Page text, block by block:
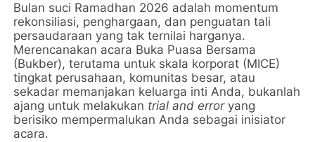
Bulan suci Ramadhan 2026 adalah momentum
rekonsiliasi, penghargaan, dan penguatan tali
persaudaraan yang tak ternilai harganya.
Merencanakan acara Buka Puasa Bersama
(Bukber), terutama untuk skala korporat (MICE)
tingkat perusahaan, komunitas besar, atau
sekadar memanjakan keluarga inti Anda, bukanlah
ajang untuk melakukan trial and erroryang
berisiko mempermalukan Anda sebagai inisiator
acara.